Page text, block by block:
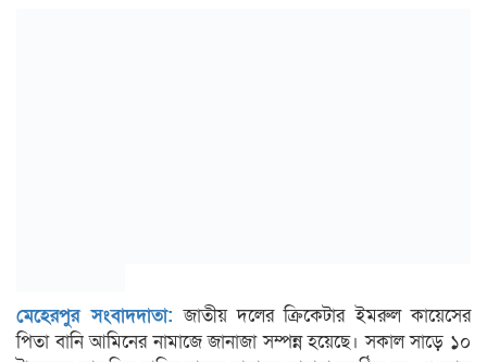
মেহেরপুর সংবাদদাতা: জাতীয় দলের ক্রিকেটার ইমরুল কায়েসের
পিতা বানি আমিনের নামাজে জানাজা সম্পন্ন হয়েছে। সকাল সাড়ে ১০